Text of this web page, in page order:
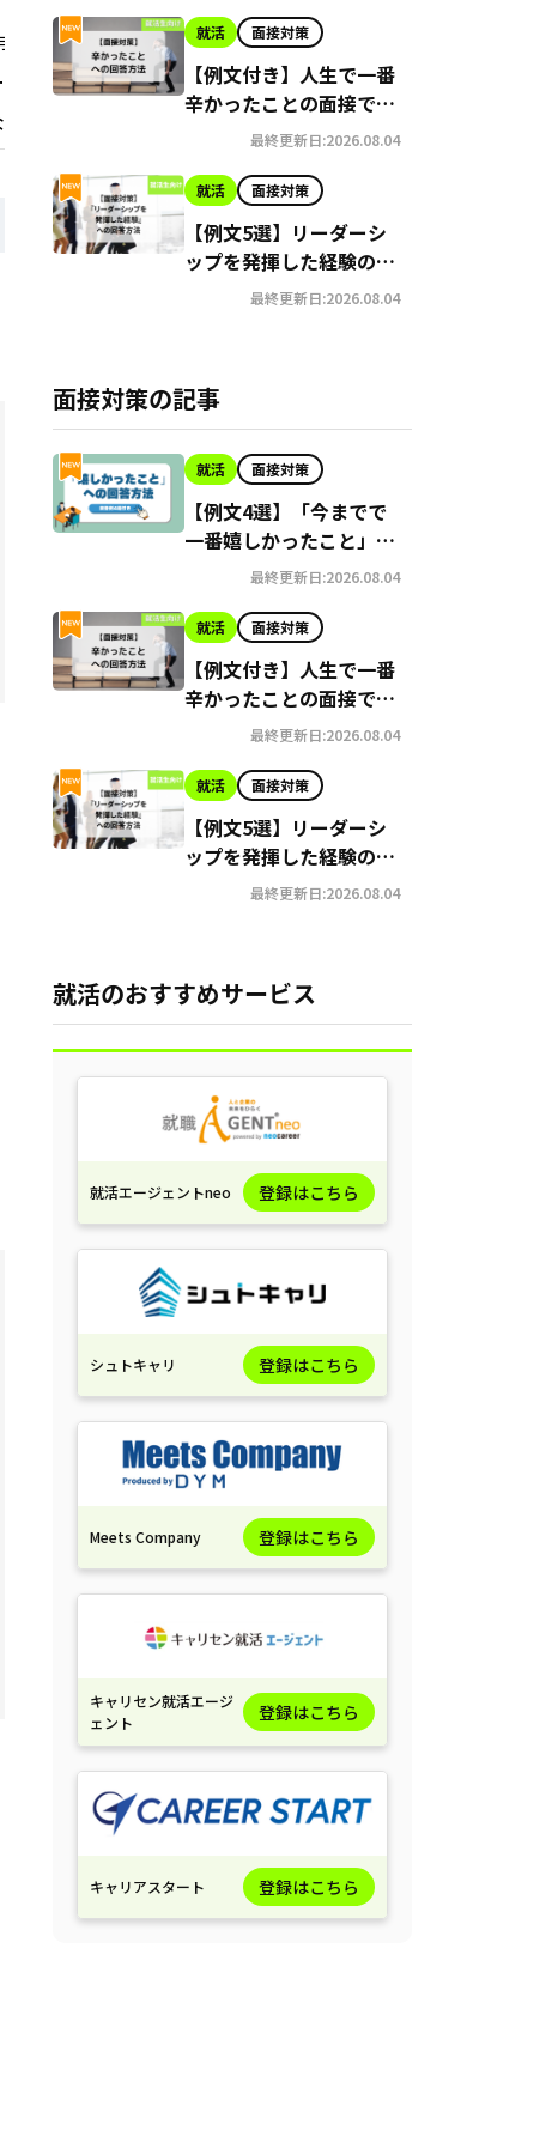
30日時点）
の求人あり
特別推薦枠多数
就活 面接対策
【例文付き】人生で一番
辛かったことの面接での
回答方法最終更新日:2026.08.04
就活 面接対策
【例文5選】リーダーシ
ップを発揮した経験の面
接での答え方最終更新日:2026.08.04
面接対策の記事
就活 面接対策
【例文4選】「今までで
一番嬉しかったこと」の
面接での答え方
最終更新日:2026.08.04
就活 面接対策
【例文付き】人生で一番
辛かったことの面接での
回答方法最終更新日:2026.08.04
就活 面接対策
【例文5選】リーダーシ
ップを発揮した経験の面
接での答え方最終更新日:2026.08.04
就活のおすすめサービス
就活エージェントneo 登録はこちら
シュトキャリ 登録はこちら
Meets Company 登録はこちら
キャリセン就活エージ
ェント
登録はこちら
キャリアスタート 登録はこちら